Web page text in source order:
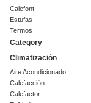
Calefont
Estufas
Termos
Category
Climatización
Aire Acondicionado
Calefacción
Calefactor